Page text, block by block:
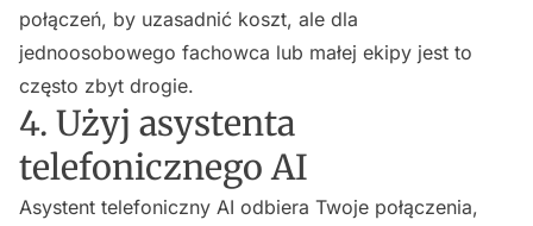
połączeń, by uzasadnić koszt, ale dla
jednoosobowego fachowca lub małej ekipy jest to
często zbyt drogie.
4. Użyj asystenta
telefonicznego AI
Asystent telefoniczny AI odbiera Twoje połączenia,